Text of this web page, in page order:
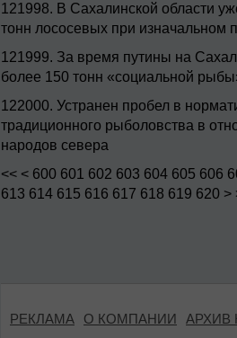
121998. В Сахалинской области
тонн лососевых при изначальном
121999. За время путины на
более 150 тонн «социальной
122000. Устранен пробел в
традиционного рыболовства в
народов севера
<< < 600 601 602 603 604 605 606
613 614 615 616 617 618 619 620 >
РЕКЛАМА О КОМПАНИИ АРХИВ